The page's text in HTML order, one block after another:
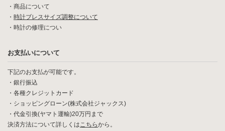
・ 商品について
・ 時計ブレスサイズ調整について
・ 時計の修理につい
お支払いについて
下記のお支払が可能です。
・銀行振込
・各種クレジットカード
・ショッピングローン(株式会社ジャックス)
・代金引換(ヤマト運輸)20万円まで
決済方法について詳しくはこちらから。